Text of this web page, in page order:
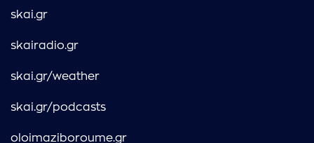
skai.gr
skairadio.gr
skai.gr/weather
skai.gr/podcasts
oloimaziboroume.gr